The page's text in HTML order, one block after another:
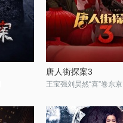
唐人街探案3
王宝强刘昊然“喜”卷东京